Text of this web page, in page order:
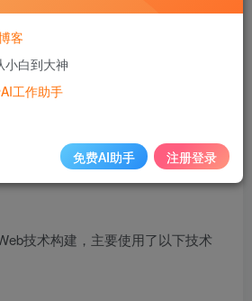
，一个开源且易于定制化的CMS解决
管理变得简单。
WXiangQian
它的核心设计目标是提供快速的开
的可扩展性和灵活性。通过 Gitcode
项目的源代码并参与其中，贡献你的
技术构建，主要使用了以下技术
客
小白到大神
工作助手
免费AI助手 注册登录